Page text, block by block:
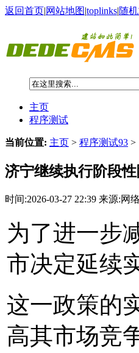
返回首页|网站地图|toplinks|随
主页
程序测试
当前位置: 主页 > 程序测试93 >
济宁继续执行阶段
时间:2026-03-27 22:39 来源:网
为了进一步
市决定延续
这一政策的
高其市场竞